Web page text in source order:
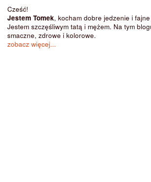
Cześć!
Jestem Tomek, kocham dobre jedzenie i
Jestem szczęśliwym tatą i mężem. Na tym
smaczne, zdrowe i kolorowe.
zobacz więcej...